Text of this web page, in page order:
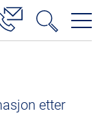
etter